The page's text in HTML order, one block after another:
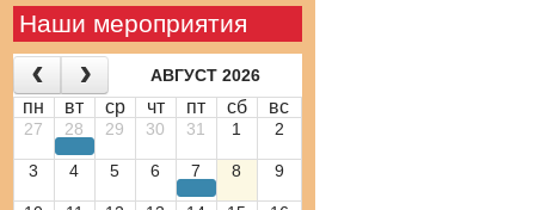
Наши мероприятия
АВГУСТ 2026
пн вт ср чт пт сб вс
27 28 29 30 31 1 2
3 4 5 6 7 8 9